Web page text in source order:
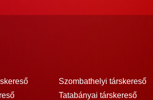
Szombathelyi társkereső
Tatabányai társkereső